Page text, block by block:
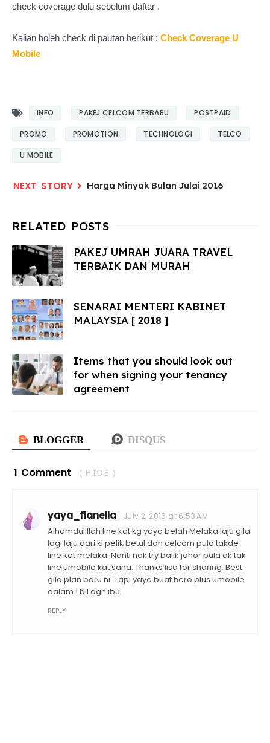
check coverage dulu sebelum daftar .
Kalian boleh check di pautan berikut : Check Coverage U
Mobile
INFO PAKEJ CELCOM TERBARU POSTPAID
PROMO PROMOTION TECHNOLOGI TELCO
U MOBILE
Harga Minyak Bulan Julai 2016
PAKEJ UMRAH JUARA TRAVEL
TERBAIK DAN MURAH
SENARAI MENTERI KABINET
MALAYSIA [ 2018 ]
Items that you should look out
for when signing your tenancy
agreement
1 Comment ( HIDE )
yaya_flanella July 2, 2016 at 6:53 AM
Alhamdulillah line kat kg yaya belah Melaka laju gila
lagi laju dari kl pelik betul dan celcom pula takde
line kat melaka. Nanti nak try balik johor pula ok tak
line umobile kat sana. Thanks lisa for sharing. Best
gila plan baru ni. Tapi yaya buat hero plus umobile
dalam 1 bil dgn ibu.
REPLY